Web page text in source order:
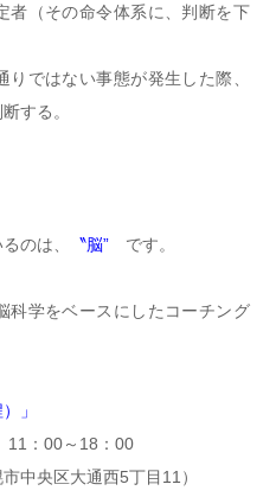
者（その命令体系に、判断を下
ではない事態が発生した際、
する。
のは、 〝脳” です。
科学をベースにしたコーチング
」
11：00～18：00
中央区大通西5丁目11）